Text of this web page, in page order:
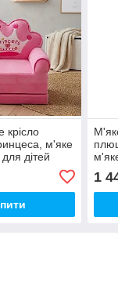
крісло
м'яке
для дітей
1